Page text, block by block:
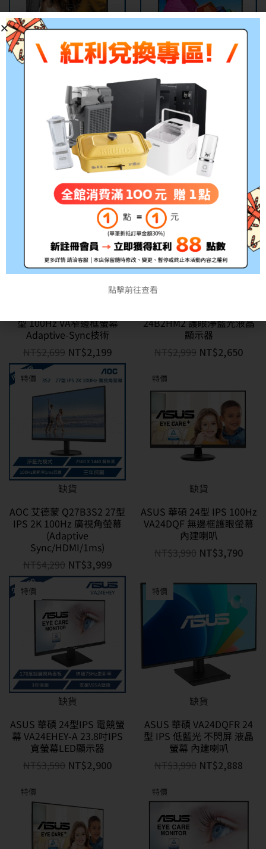
AOC 艾德蒙 22B30HM2 22
型FHD窄邊框廣視角螢幕/
顯示器(22
型/FHD/VGA/HDMI/VA)
1,299–NT$2,088
AOC 艾德蒙 22B3HM 22型
VA窄邊框廣角螢幕
5.00
滿分 5
NT$2,390 NT$1,860
型 100Hz VA窄邊框螢幕
Adaptive-Sync技術
NT$2,699 NT$2,199
特價
24B2HM2 護眼淨藍光液晶
顯示器
NT$2,999 NT$2,650
特價
缺貨
AOC 艾德蒙 Q27B3S2 27型
IPS 2K 100Hz 廣視角螢幕
(Adaptive
Sync/HDMI/1ms)
NT$4,290 NT$3,999
特價
缺貨
ASUS 華碩 24型 IPS 100Hz
VA24DQF 無邊框護眼螢幕
內建喇叭
NT$3,990 NT$3,790
特價
缺貨
ASUS 華碩 24型IPS 電競螢
幕 VA24EHEY-A 23.8吋IPS
寬螢幕LED顯示器
NT$3,590 NT$2,900
特價
缺貨
ASUS 華碩 VA24DQFR 24
型 IPS 低藍光 不閃屏 液晶
螢幕 內建喇叭
NT$3,990 NT$2,888
特價 特價
點擊前往查看